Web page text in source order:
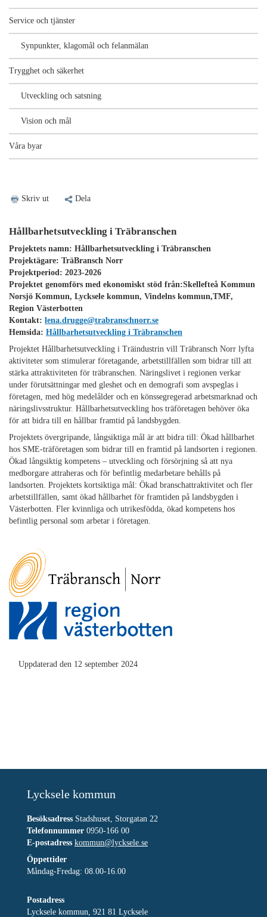
Service och tjänster
Synpunkter, klagomål och felanmälan
Trygghet och säkerhet
Utveckling och satsning
Vision och mål
Våra byar
Skriv ut Dela
Hållbarhetsutveckling i Träbranschen
Projektets namn: Hållbarhetsutveckling i Träbranschen
Projektägare: TräBransch Norr
Projektperiod: 2023-2026
Projektet genomförs med ekonomiskt stöd från:Skellefteå Kommun
Norsjö Kommun, Lycksele kommun, Vindelns kommun,TMF,
Region Västerbotten
Kontakt: lena.drugge@trabranschnorr.se
Hemsida: Hållbarhetsutveckling i Träbranschen
Projektet Hållbarhetsutveckling i Träindustrin vill Träbransch Norr lyfta
aktiviteter som stimulerar företagande, arbetstillfällen som bidrar till att
stärka attraktiviteten för träbranschen. Näringslivet i regionen verkar
under förutsättningar med gleshet och en demografi som avspeglas i
företagen, med hög medelålder och en könssegregerad arbetsmarknad och
näringslivsstruktur. Hållbarhetsutveckling hos träföretagen behöver öka
för att bidra till en hållbar framtid på landsbygden.
Projektets övergripande, långsiktiga mål är att bidra till: Ökad hållbarhet
hos SME-träföretagen som bidrar till en framtid på landsorten i regionen.
Ökad långsiktig kompetens – utveckling och försörjning så att nya
medborgare attraheras och för befintlig medarbetare behålls på
landsorten. Projektets kortsiktiga mål: Ökad branschattraktivitet och fler
arbetstillfällen, samt ökad hållbarhet för framtiden på landsbygden i
Västerbotten. Fler kvinnliga och utrikesfödda, ökad kompetens hos
befintlig personal som arbetar i företagen.
Uppdaterad den 12 september 2024
Lycksele kommun
Besöksadress Stadshuset, Storgatan 22
Telefonnummer 0950-166 00
E-postadress kommun@lycksele.se
Öppettider
Måndag-Fredag: 08.00-16.00
Postadress
Lycksele kommun, 921 81 Lycksele